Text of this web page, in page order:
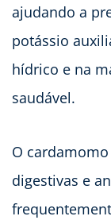
ajudando a
potássio
hídrico e na
saudável.
O
digestivas e